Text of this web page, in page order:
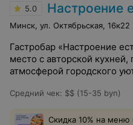
5.0 Настроение
Минск, ул. Октябрьская, 16к22
Гастробар «Настроение
место с авторской
атмосферой городского
Средний чек: $$ (15-35 byn)
Скидка 10% на меню